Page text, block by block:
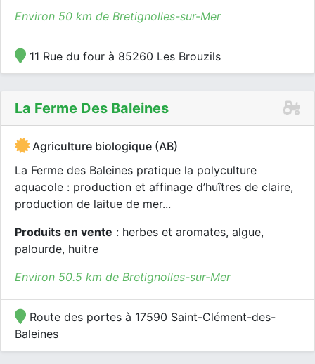
Environ 50 km de Bretignolles-sur-Mer
11 Rue du four à 85260 Les Brouzils
La Ferme Des Baleines
Agriculture biologique (AB)
La Ferme des Baleines pratique la polyculture
aquacole : production et affinage d’huîtres de claire,
production de laitue de mer...
Produits en vente : herbes et aromates, algue,
palourde, huitre
Environ 50.5 km de Bretignolles-sur-Mer
Route des portes à 17590 Saint-Clément-des-
Baleines